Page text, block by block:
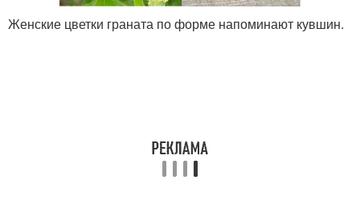
Женские цветки граната по форме напоминают кувшин.